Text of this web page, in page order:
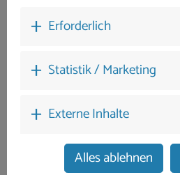
Erforderlich
Statistik / Marketing
Externe Inhalte
Alles ablehnen